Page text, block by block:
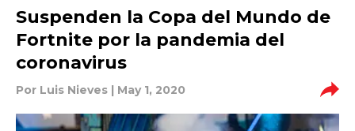
Suspenden la Copa del Mundo de
Fortnite por la pandemia del
coronavirus
Por Luis Nieves | May 1, 2020